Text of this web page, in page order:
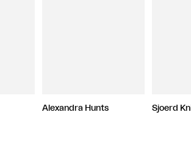
Alexandra Hunts Sjoerd